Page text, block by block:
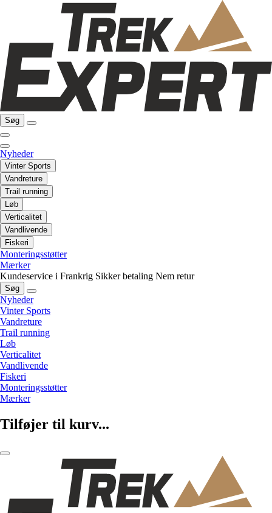
Søg
Nyheder
Vinter Sports
Vandreture
Trail running
Løb
Verticalitet
Vandlivende
Fiskeri
Monteringsstøtter
Mærker
Kundeservice i Frankrig Sikker betaling Nem retur
Søg
Nyheder
Vinter Sports
Vandreture
Trail running
Løb
Verticalitet
Vandlivende
Fiskeri
Monteringsstøtter
Mærker
Tilføjer til kurv...